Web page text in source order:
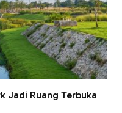
Jadi Ruang Terbuka